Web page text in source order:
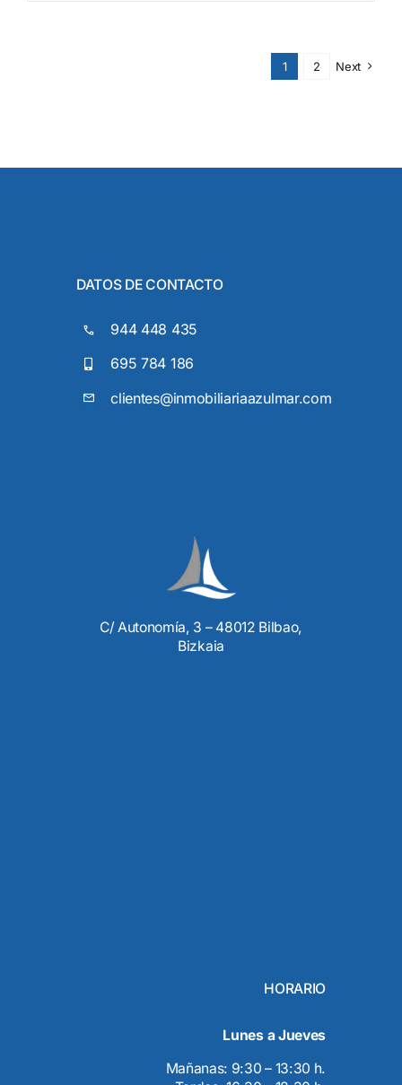
1 2 Next
DATOS DE CONTACTO
944 448 435
695 784 186
clientes@inmobiliariaazulmar.com
C/ Autonomía, 3 – 48012 Bilbao,
Bizkaia
HORARIO
Lunes a Jueves
Mañanas: 9:30 – 13:30 h.